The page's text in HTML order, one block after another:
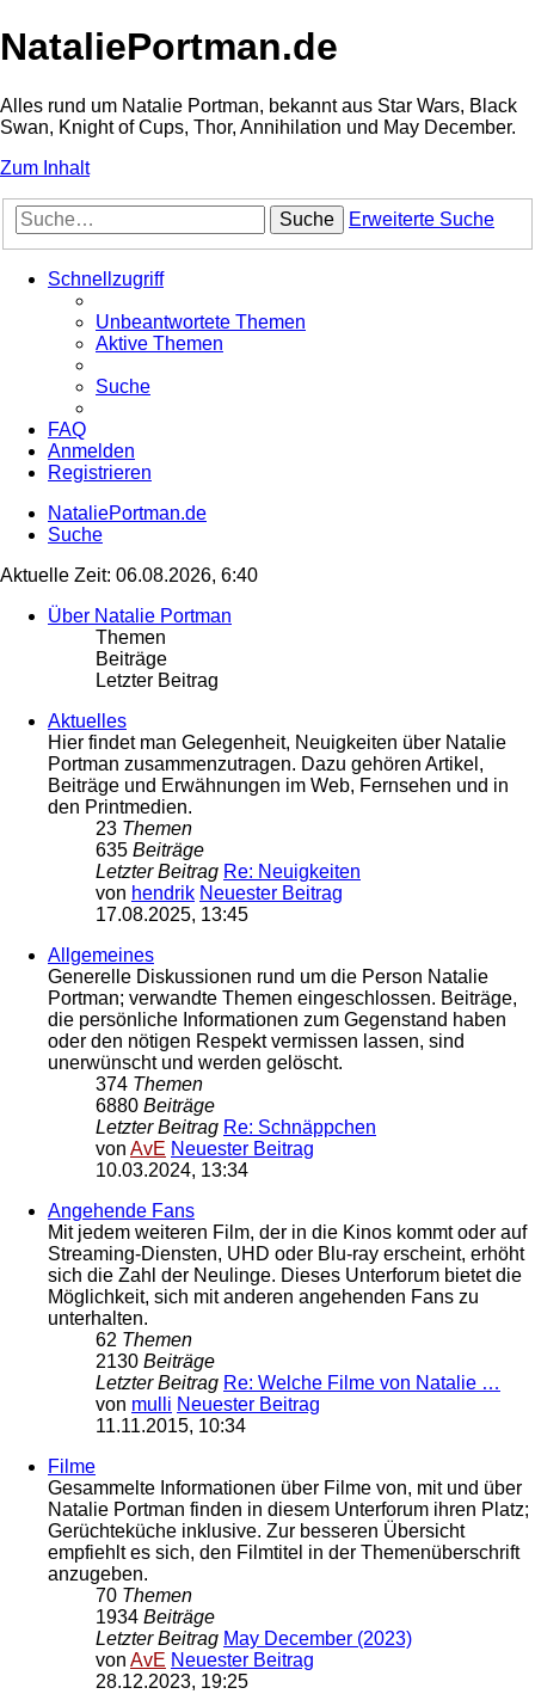
NataliePortman.de
Alles rund um Natalie Portman, bekannt aus Star Wars, Black
Swan, Knight of Cups, Thor, Annihilation und May December.
Zum Inhalt
Suche Erweiterte Suche
Schnellzugriff
Unbeantwortete Themen
Aktive Themen
Suche
FAQ
Anmelden
Registrieren
NataliePortman.de
Suche
Aktuelle Zeit: 06.08.2026, 6:40
Über Natalie Portman
Themen
Beiträge
Letzter Beitrag
Aktuelles
Hier findet man Gelegenheit, Neuigkeiten über Natalie
Portman zusammenzutragen. Dazu gehören Artikel,
Beiträge und Erwähnungen im Web, Fernsehen und in
den Printmedien.
23 Themen
635 Beiträge
Letzter Beitrag Re: Neuigkeiten
von hendrik Neuester Beitrag
17.08.2025, 13:45
Allgemeines
Generelle Diskussionen rund um die Person Natalie
Portman; verwandte Themen eingeschlossen. Beiträge,
die persönliche Informationen zum Gegenstand haben
oder den nötigen Respekt vermissen lassen, sind
unerwünscht und werden gelöscht.
374 Themen
6880 Beiträge
Letzter Beitrag Re: Schnäppchen
von AvE Neuester Beitrag
10.03.2024, 13:34
Angehende Fans
Mit jedem weiteren Film, der in die Kinos kommt oder auf
Streaming-Diensten, UHD oder Blu-ray erscheint, erhöht
sich die Zahl der Neulinge. Dieses Unterforum bietet die
Möglichkeit, sich mit anderen angehenden Fans zu
unterhalten.
62 Themen
2130 Beiträge
Letzter Beitrag Re: Welche Filme von Natalie …
von mulli Neuester Beitrag
11.11.2015, 10:34
Filme
Gesammelte Informationen über Filme von, mit und über
Natalie Portman finden in diesem Unterforum ihren Platz;
Gerüchteküche inklusive. Zur besseren Übersicht
empfiehlt es sich, den Filmtitel in der Themenüberschrift
anzugeben.
70 Themen
1934 Beiträge
Letzter Beitrag May December (2023)
von AvE Neuester Beitrag
28.12.2023, 19:25